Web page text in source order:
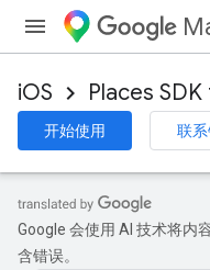
iOS Places
开始使用 联
Google 会使用 AI 技术将内
含错误。